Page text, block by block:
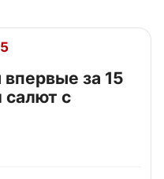
за 15
салют с